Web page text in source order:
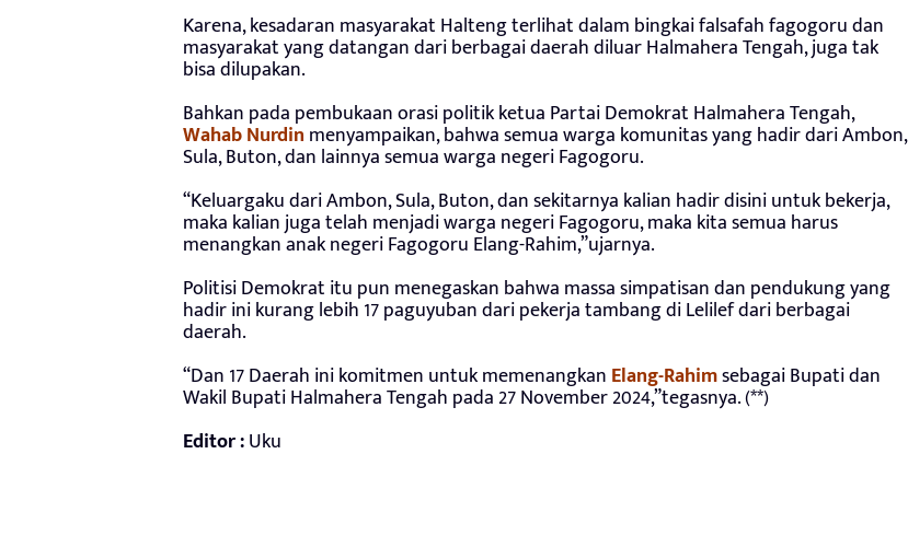
Karena, kesadaran masyarakat Halteng terlihat dalam bingkai falsafah fagogoru dan
masyarakat yang datangan dari berbagai daerah diluar Halmahera Tengah, juga tak
bisa dilupakan.
Bahkan pada pembukaan orasi politik ketua Partai Demokrat Halmahera Tengah,
Wahab Nurdin menyampaikan, bahwa semua warga komunitas yang hadir dari Ambon,
Sula, Buton, dan lainnya semua warga negeri Fagogoru.
“Keluargaku dari Ambon, Sula, Buton, dan sekitarnya kalian hadir disini untuk bekerja,
maka kalian juga telah menjadi warga negeri Fagogoru, maka kita semua harus
menangkan anak negeri Fagogoru Elang-Rahim,”ujarnya.
Politisi Demokrat itu pun menegaskan bahwa massa simpatisan dan pendukung yang
hadir ini kurang lebih 17 paguyuban dari pekerja tambang di Lelilef dari berbagai
daerah.
“Dan 17 Daerah ini komitmen untuk memenangkan Elang-Rahimsebagai Bupati dan
Wakil Bupati Halmahera Tengah pada 27 November 2024,”tegasnya. (**)
Editor :Uku